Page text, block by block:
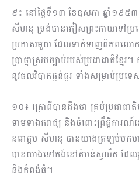
៩៖ នៅថ្ងៃទី១៣ ខែឧសភា ឆ្នាំ១៩៥៣
សីហនុ ទ្រង់បានភៀសព្រះកាយទៅប្រ
ប្រកាសមួយ ដែលទាក់ទាញពិភពលោ
ប្រាថ្នាស្របច្បាប់របស់ប្រជាជាតិខ្មែ
នូវផលវិបាកធ្ងន់ធ្ងរ ទាំងសម្រាប់ប្
១០៖ ក្រោពីបានដឹងថា គ្រប់ប្រជាជ
ទាមទាឯករាជ្យ និងចំពោះព្រឹត្តិការណ៍
នរោត្តម សីហនុ បានយាងត្រឡប់មក
បានយាងទៅគង់នៅតំបន់ស្វយ័ត ដែល
និងកំពង់ធំ។